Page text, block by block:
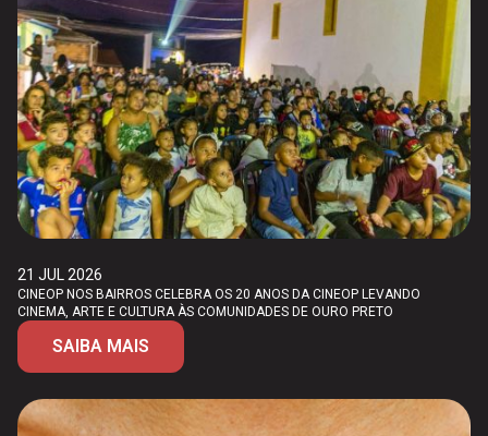
21 JUL 2026
CINEOP NOS BAIRROS CELEBRA OS 20 ANOS DA CINEOP LEVANDO
CINEMA, ARTE E CULTURA ÀS COMUNIDADES DE OURO PRETO
SAIBA MAIS